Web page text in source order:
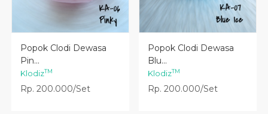
Lihat Detail
Popok Clodi Dewasa
Pin...
KlodizTM
Rp. 200.000/Set
Lihat Detail
Popok Clodi Dewasa
Blu...
KlodizTM
Rp. 200.000/Set